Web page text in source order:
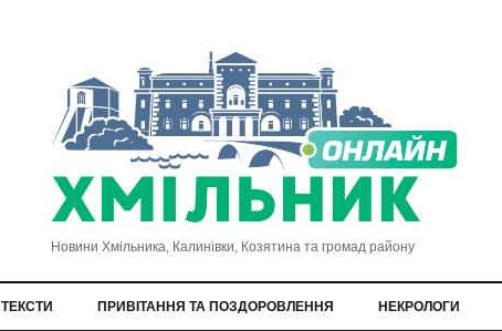
Новини Хмільника, Калинівки, Козятина та громад району
ТЕКСТИ ПРИВІТАННЯ ТА ПОЗДОРОВЛЕННЯ НЕКРОЛОГИ